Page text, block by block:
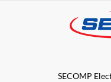
SECOMP